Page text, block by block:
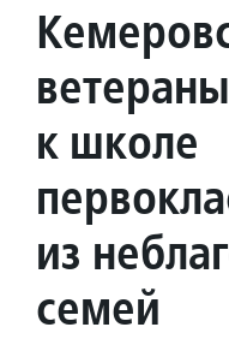
к школе
из
семей